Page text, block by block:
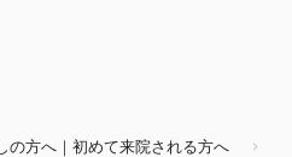
の方へ｜初めて来院される方へ